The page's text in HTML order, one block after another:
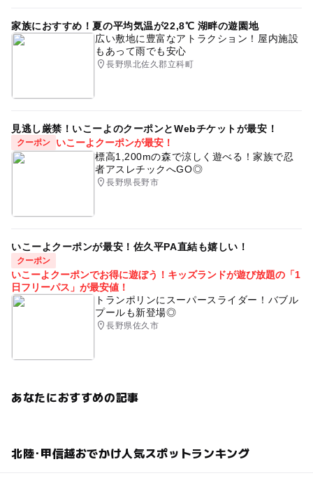
家族におすすめ！夏の平均気温が22,8℃ 湖畔の遊園地
広い敷地に豊富なアトラクション！屋内施設
もあって雨でも安心
長野県北佐久郡立科町
見逃し厳禁！いこーよのクーポンとWebチケットが最安！
クーポン
いこーよクーポンが最安！
標高1,200mの森で涼しく遊べる！家族で忍
者アスレチックへGO◎
長野県長野市
いこーよクーポンが最安！佐久平PA直結も嬉しい！
クーポン
いこーよクーポンでお得に遊ぼう！キッズランドが遊び放題の「1
日フリーパス」が最安値！
トランポリンにスーパースライダー！バブル
プールも新登場◎
長野県佐久市
あなたにおすすめの記事
北陸･甲信越おでかけ人気スポットランキング